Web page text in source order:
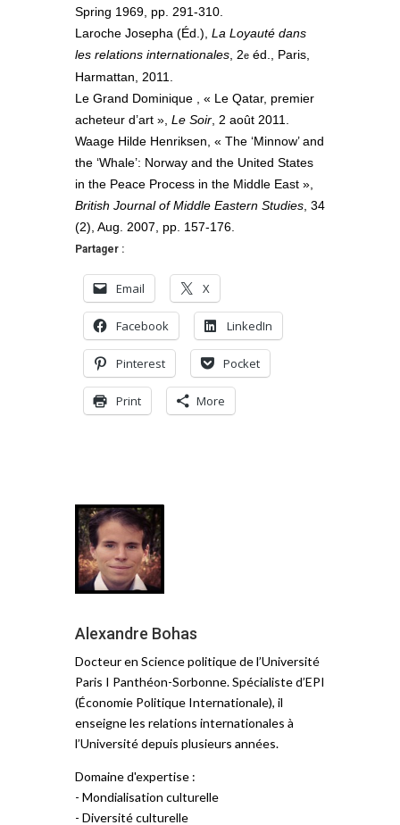
Spring 1969, pp. 291-310.
Laroche Josepha (Éd.), La Loyauté dans
les relations internationales , 2e éd., Paris,
Harmattan, 2011.
Le Grand Dominique , « Le Qatar, premier
acheteur d’art », Le Soir , 2 août 2011.
Waage Hilde Henriksen, « The ‘Minnow’ and
the ‘Whale’: Norway and the United States
in the Peace Process in the Middle East »,
British Journal of Middle Eastern Studies , 34
(2), Aug. 2007, pp. 157-176.
Partager :
Email X
Facebook LinkedIn
Pinterest Pocket
Print More
Alexandre Bohas
Docteur en Science politique de l’Université
Paris I Panthéon-Sorbonne. Spécialiste d’EPI
(Économie Politique Internationale), il
enseigne les relations internationales à
l’Université depuis plusieurs années.
Domaine d'expertise :
- Mondialisation culturelle
- Diversité culturelle